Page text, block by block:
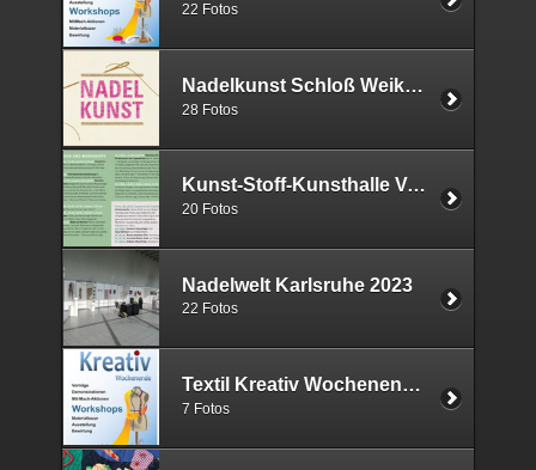
22 Fotos
Nadelkunst Schloß Weikersheim 2023
28 Fotos
Kunst-Stoff-Kunsthalle Vogelmann 2023
20 Fotos
Nadelwelt Karlsruhe 2023
22 Fotos
Textil Kreativ Wochenende 2023
7 Fotos